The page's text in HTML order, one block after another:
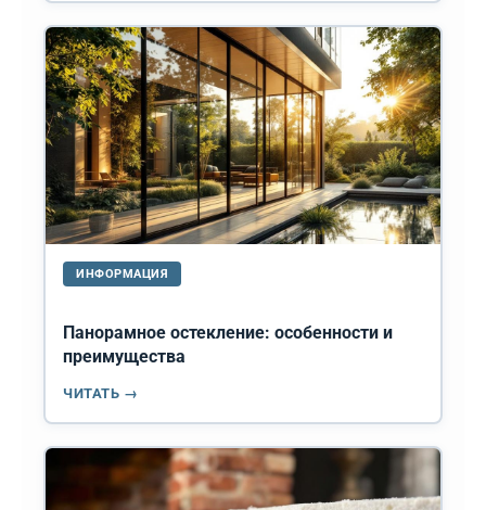
ИНФОРМАЦИЯ
Панорамное остекление: особенности и
преимущества
ЧИТАТЬ →